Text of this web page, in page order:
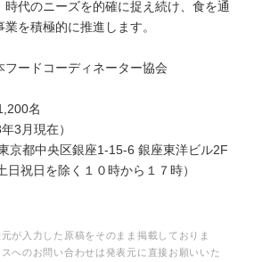
時代のニーズを的確に捉え続け、食を通
を積極的に推進します。
ードコーディネーター協会
名
3月現在）
都中央区銀座1-15-6 銀座東洋ビル2F
祝日を除く１０時から１７時）
が入力した原稿をそのまま掲載しておりま
へのお問い合わせは発表元に直接お願いいた